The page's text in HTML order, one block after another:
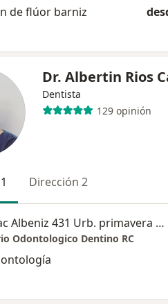
de flúor barniz
Dr. Albertin Rios
Dentista
129 opinión
Dirección 2
Calle Isaac Albeniz 431 Urb. primavera dpto. 202, Trujillo
Odontologico Dentino RC